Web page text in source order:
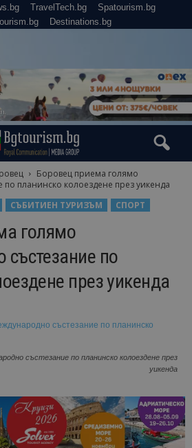
TravelTech.bg
Spatourism.bg
Destinations.bg
Боровец приема голямо
планинско колоездене през уикенда
СЪБИТИЕН ТУРИЗЪМ СПОРТ
голямо
по
през уикенда
състезание по планинско колоездене през
уикенда